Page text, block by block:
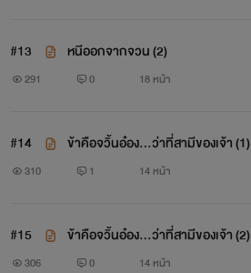
-หนิงหลิน-
#13 หนีออกจากจวน (2)
291 0 18 หน้า
#14 ข้าคือจวิ้นอ๋อง...ว่าที่สามีของเจ้า (1)
310 1 14 หน้า
#15 ข้าคือจวิ้นอ๋อง...ว่าที่สามีของเจ้า (2)
306 0 14 หน้า